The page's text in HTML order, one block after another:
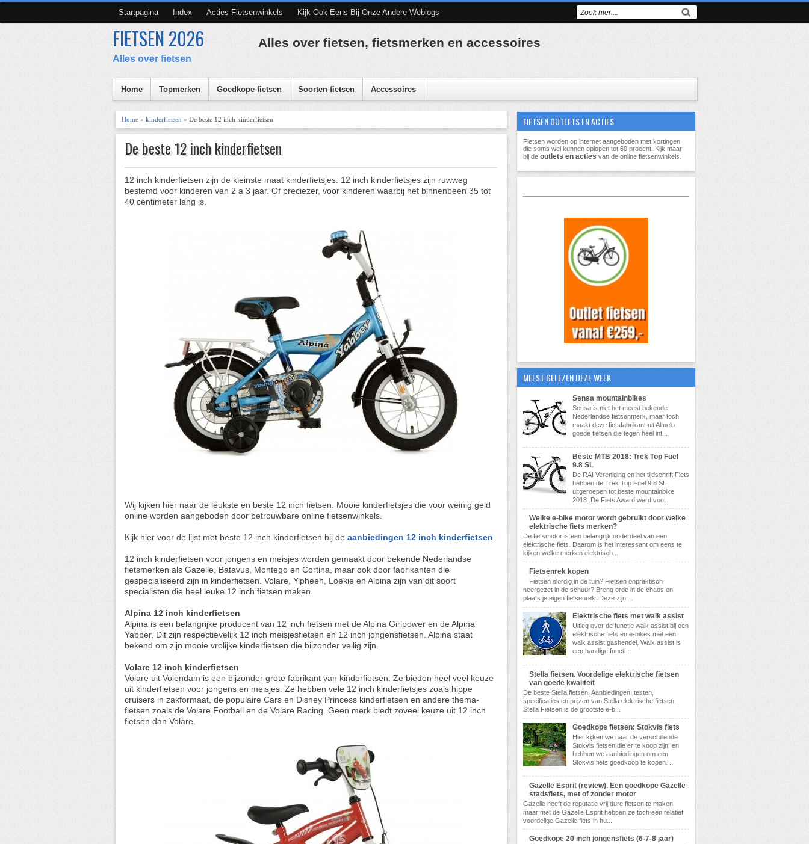
Startpagina Index Acties Fietsenwinkels Kijk Ook Eens Bij Onze Andere Weblogs
FIETSEN 2026
Alles over fietsen
Alles over fietsen, fietsmerken en accessoires
Home Topmerken Goedkope fietsen Soorten fietsen Accessoires
Home » kinderfietsen » De beste 12 inch kinderfietsen
De beste 12 inch kinderfietsen
12 inch kinderfietsen zijn de kleinste maat kinderfietsjes. 12 inch kinderfietsjes zijn ruwweg
bestemd voor kinderen van 2 a 3 jaar. Of preciezer, voor kinderen waarbij het binnenbeen 35 tot
40 centimeter lang is.
Wij kijken hier naar de leukste en beste 12 inch fietsen. Mooie kinderfietsjes die voor weinig geld
online worden aangeboden door betrouwbare online fietsenwinkels.
Kijk hier voor de lijst met beste 12 inch kinderfietsen bij de aanbiedingen 12 inch kinderfietsen
12 inch kinderfietsen voor jongens en meisjes worden gemaakt door bekende Nederlandse
fietsmerken als Gazelle, Batavus, Montego en Cortina, maar ook door fabrikanten die
gespecialiseerd zijn in kinderfietsen. Volare, Yipheeh, Loekie en Alpina zijn van dit soort
specialisten die heel leuke 12 inch fietsen maken.
Alpina 12 inch kinderfietsen
Alpina is een belangrijke producent van 12 inch fietsen met de Alpina Girlpower en de Alpina
Yabber. Dit zijn respectievelijk 12 inch meisjesfietsen en 12 inch jongensfietsen. Alpina staat
bekend om zijn mooie vrolijke kinderfietsen die bijzonder veilig zijn.
Volare 12 inch kinderfietsen
Volare uit Volendam is een bijzonder grote fabrikant van kinderfietsen. Ze bieden heel veel keuze
uit kinderfietsen voor jongens en meisjes. Ze hebben vele 12 inch kinderfietsjes zoals hippe
cruisers in zakformaat, de populaire Cars en Disney Princess kinderfietsen en andere thema-
fietsen zoals de Volare Football en de Volare Racing. Geen merk biedt zoveel keuze uit 12 inch
fietsen dan Volare.
FIETSEN OUTLETS EN ACTIES
Fietsen worden op internet aangeboden met kortingen
die soms wel kunnen oplopen tot 60 procent . Kijk maar
bij de outlets en acties van de online fietsenwinkels.
MEEST GELEZEN DEZE WEEK
Sensa mountainbikes
Sensa is niet het meest bekende
Nederlandse fietsenmerk, maar toch
maakt deze fietsfabrikant uit Almelo
goede fietsen die tegen heel int...
Beste MTB 2018: Trek Top Fuel
9.8 SL
De RAI Vereniging en het tijdschrift Fiets
hebben de Trek Top Fuel 9.8 SL
uitgeroepen tot beste mountainbike
2018. De Fiets Award werd voo...
Welke e-bike motor wordt gebruikt door welke
elektrische fiets merken?
De fietsmotor is een belangrijk onderdeel van een
elektrische fiets. Daarom is het interessant om eens te
kijken welke merken elektrisch...
Fietsenrek kopen
Fietsen slordig in de tuin? Fietsen onpraktisch
neergezet in de schuur? Breng orde in de chaos en
plaats je eigen fietsenrek. Deze zijn ...
Elektrische fiets met walk assist
Uitleg over de functie walk assist bij een
elektrische fiets en e-bikes met een
walk assist gashendel, Walk assist is
een handige functi...
Stella fietsen. Voordelige elektrische fietsen
van goede kwaliteit
De beste Stella fietsen. Aanbiedingen, testen,
specificaties en prijzen van Stella elektrische fietsen.
Stella Fietsen is de grootste e-b...
Goedkope fietsen: Stokvis fiets
Hier kijken we naar de verschillende
Stokvis fietsen die er te koop zijn, en
hebben we aanbiedingen om een
Stokvis fiets goedkoop te kopen. ...
Gazelle Esprit (review). Een goedkope Gazelle
stadsfiets, met of zonder motor
Gazelle heeft de reputatie vrij dure fietsen te maken
maar met de Gazelle Esprit hebben ze toch een relatief
voordelige Gazelle fiets in hu...
Goedkope 20 inch jongensfiets (6-7-8 jaar)